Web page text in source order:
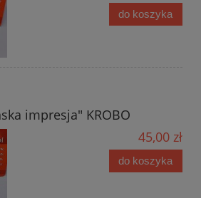
do koszyka
impresja" KROBO
45,00 zł
do koszyka